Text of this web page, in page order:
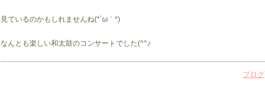
見ているのかもしれませんね(*´ω｀*)
なんとも楽しい和太鼓のコンサートでした(^^♪
ブログ